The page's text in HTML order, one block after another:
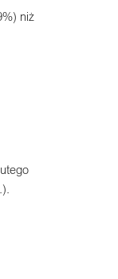
niż